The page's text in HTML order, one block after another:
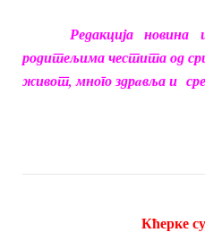
Редакција новина и
родитељима честита од
живот, много здрaвља и
Кћерке